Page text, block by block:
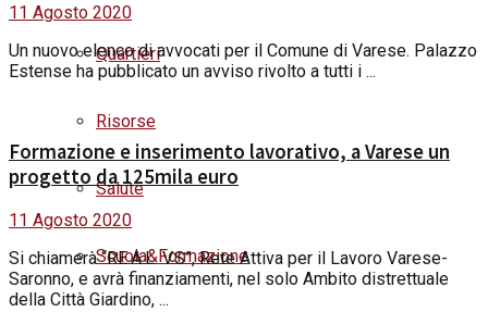
Quartieri
Risorse
Salute
Scuola&Formazione
11 Agosto 2020
Un nuovo elenco di avvocati per il Comune di Varese. Palazzo
Estense ha pubblicato un avviso rivolto a tutti i ...
Formazione e inserimento lavorativo, a Varese un
progetto da 125mila euro
11 Agosto 2020
Si chiamerà “RE.A.L. V.S”, Rete Attiva per il Lavoro Varese-
Saronno, e avrà finanziamenti, nel solo Ambito distrettuale
della Città Giardino, ...